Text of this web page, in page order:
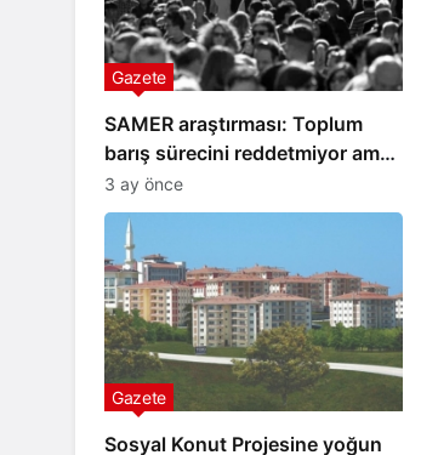
SAMER araştırması: Toplum
barış sürecini reddetmiyor ama
güvenmiyor
Gazete
3 ay önce
Sosyal Konut Projesine yoğun
Gazete
birliği görevi
Demirhan’dan
mesaisi